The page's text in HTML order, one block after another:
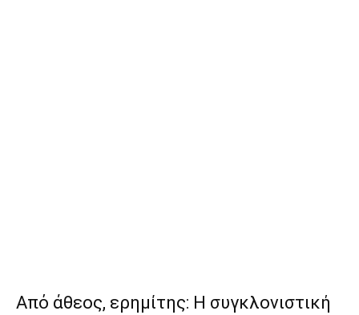
Από άθεος, ερημίτης: Η συγκλονιστική